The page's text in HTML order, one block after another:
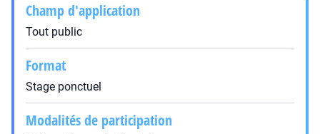
Champ d'application
Tout public
Format
Stage ponctuel
Modalités de participation